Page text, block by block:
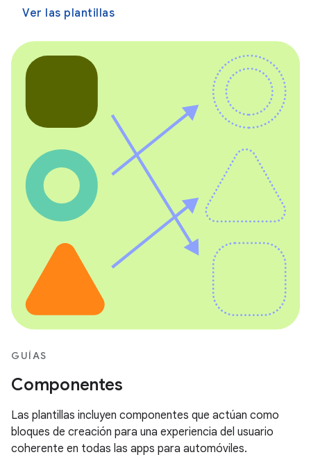
Ver las plantillas
GUÍAS
Componentes
Las plantillas incluyen componentes que actúan como
bloques de creación para una experiencia del usuario
coherente en todas las apps para automóviles.